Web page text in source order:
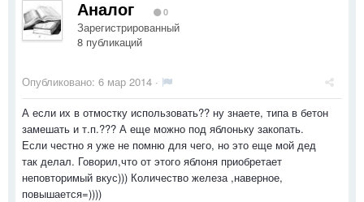
Аналог 0
Зарегистрированный
8 публикаций
Опубликовано: 6 мар 2014 ·
А если их в отмостку использовать?? ну знаете, типа в бетон
замешать и т.п.??? А еще можно под яблоньку закопать.
Если честно я уже не помню для чего, но это еще мой дед
так делал. Говорил,что от этого яблоня приобретает
неповторимый вкус))) Количество железа ,наверное,
повышается=))))